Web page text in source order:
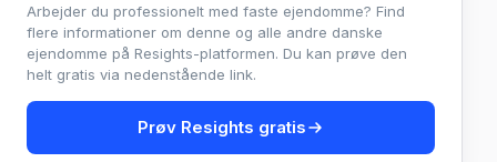
Arbejder du professionelt med faste ejendomme? Find
flere informationer om denne og alle andre danske
ejendomme på Resights-platformen. Du kan prøve den
helt gratis via nedenstående link.
Prøv Resights gratis